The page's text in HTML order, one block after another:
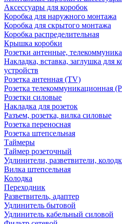
Аксессуары для коробок
Коробка для наружного монтажа
Коробка для скрытого монтажа
Коробка распределительная
Крышка коробки
Розетки антенные,
Накладка, вставка, заглушка для
устройств
Розетка антенная (TV)
Розетка телекоммуникационная
Розетки силовые
Накладка для розеток
Разъем, розетка, вилка силовые
Розетка переносная
Розетка штепсельная
Таймеры
Таймер розеточный
Удлинители, разветвители,
Вилка штепсельная
Колодка
Переходник
Разветвитель, адаптер
Удлинитель бытовой
Удлинитель кабельный силовой